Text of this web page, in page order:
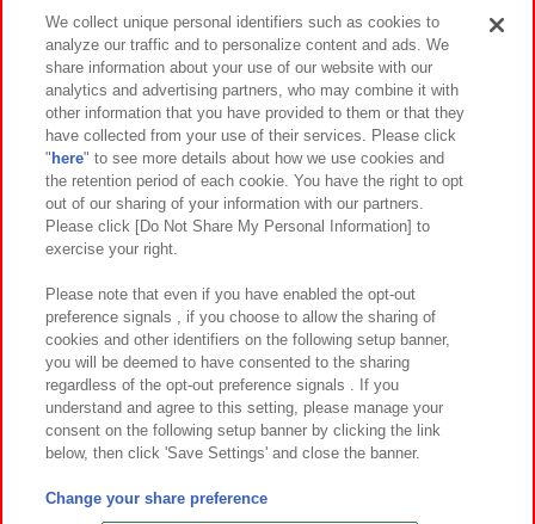
イベント・キャンペーン
関連会社 サステナビリティ サイトポリシー
プライバシーポリシー ウェブアクセシビリティ方針と検証結果
お取引先さまとともに
カスタマーハラスメント対応方針 よくあるご質問・お問い合わせ
©Bandai Namco Amusement Inc.
©Bandai Namco Amusement Lab Inc.
We collect unique personal identifiers such as cookies to
analyze our traffic and to personalize content and ads. We
share information about your use of our website with our
analytics and advertising partners, who may combine it with
other information that you have provided to them or that they
have collected from your use of their services. Please click
" here" to see more details about how we use cookies and
the retention period of each cookie. You have the right to opt
out of our sharing of your information with our partners.
Please click [Do Not Share My Personal Information] to
exercise your right.
Please note that even if you have enabled the opt-out
preference signals , if you choose to allow the sharing of
cookies and other identifiers on the following setup banner,
you will be deemed to have consented to the sharing
regardless of the opt-out preference signals . If you
understand and agree to this setting, please manage your
consent on the following setup banner by clicking the link
below, then click 'Save Settings' and close the banner.
Change your share preference